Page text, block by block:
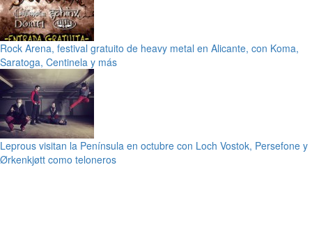
Rock Arena, festival gratuito de heavy metal en Alicante, con Koma,
Saratoga, Centinela y más
Leprous visitan la Península en octubre con Loch Vostok, Persefone y
Ørkenkjøtt como teloneros